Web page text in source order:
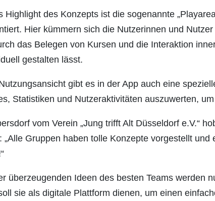
Highlight des Konzepts ist die sogenannte
Hier kümmern sich die Nutzerinnen und
das Belegen von Kursen und die Interaktion
gestalten lässt.
gibt es in der App auch eine
Statistiken und Nutzeraktivitäten auszuwerten,
vom Verein „Jung trifft Alt Düsseldorf e.V.“
„Alle Gruppen haben tolle Konzepte vorgestellt
überzeugenden Ideen des besten Teams werden
sie als digitale Plattform dienen, um einen